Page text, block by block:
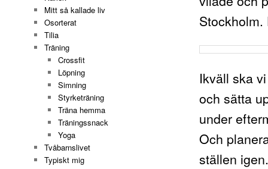
Stockholm.
Ikväll ska
och sätta
under
Och
ställen
Mitt så kallade liv
Osorterat
Tilia
Träning
Crossfit
Löpning
Simning
Styrketräning
Träna hemma
Träningssnack
Yoga
Tvåbarnslivet
Typiskt mig